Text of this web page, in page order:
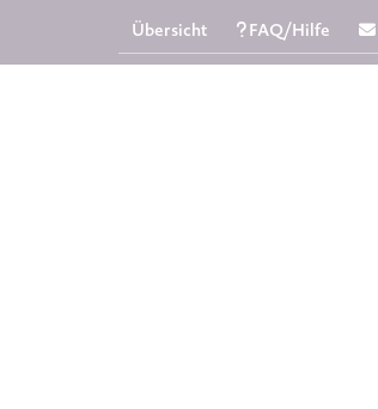
Übersicht FAQ/Hilfe